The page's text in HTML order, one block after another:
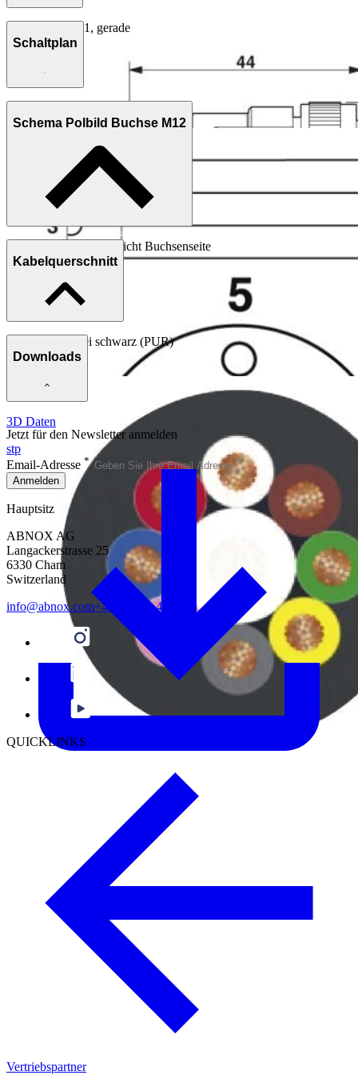
Buchse M12 x 1, gerade
Schaltplan
Kontaktbelegung der M12-Buchse
Schema Polbild Buchse M12
8-polig, A-kodiert, Ansicht Buchsenseite
Kabelquerschnitt
PUR halogenfrei schwarz (PUR)
Downloads
3D Daten
stp
Jetzt für den Newsletter anmelden
Email-Adresse *
Anmelden
Hauptsitz
ABNOX AG
Langackerstrasse 25
6330 Cham
Switzerland
info@abnox.com+41 41 780 44 55
QUICKLINKS
Vertriebspartner